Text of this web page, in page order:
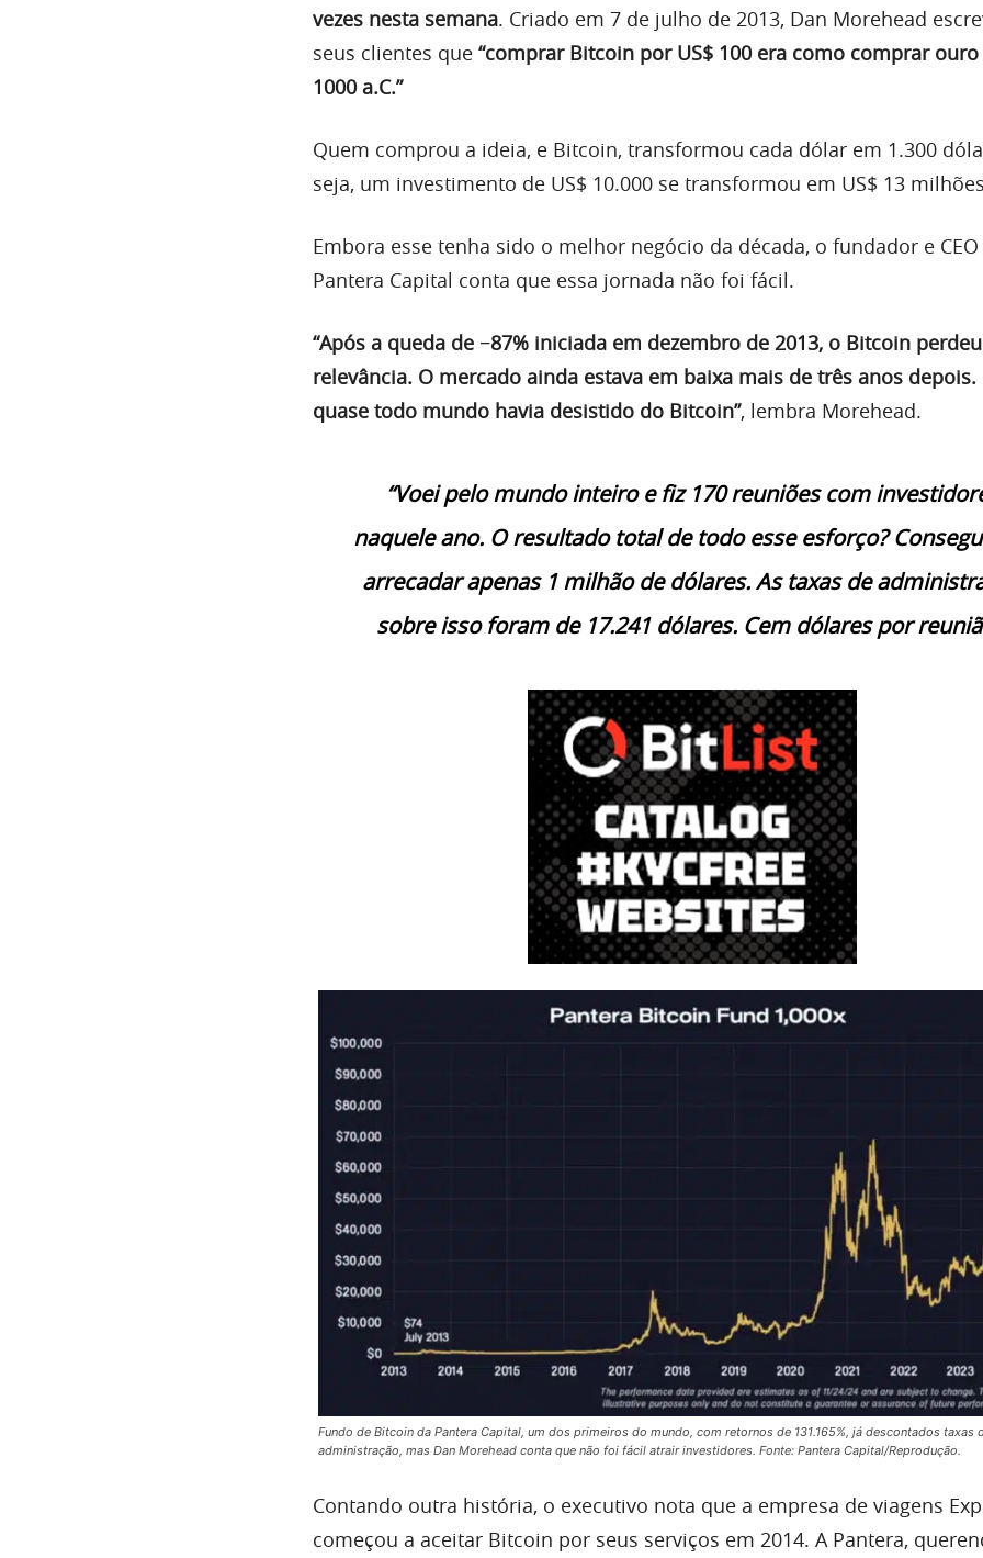
vezes nesta semana. Criado em 7 de julho de 2013, Dan Morehead
seus clientes que “comprar Bitcoin por US$ 100 era como comprar
1000 a.C.”
Quem comprou a ideia, e Bitcoin, transformou cada dólar em 1.300
seja, um investimento de US$ 10.000 se transformou em US$ 13
Embora esse tenha sido o melhor negócio da década, o fundador e
Pantera Capital conta que essa jornada não foi fácil.
“Após a queda de −87% iniciada em dezembro de 2013, o Bitcoin perdeu
relevância. O mercado ainda estava em baixa mais de três anos depois.
quase todo mundo havia desistido do Bitcoin”, lembra Morehead.
“Voei pelo mundo inteiro e fiz 170 reuniões com
naquele ano. O resultado total de todo esse esforço?
arrecadar apenas 1 milhão de dólares. As taxas de
sobre isso foram de 17.241 dólares. Cem dólares por
Fundo de Bitcoin da Pantera Capital, um dos primeiros do mundo, com retornos de 131.165%, já descontados taxas
administração, mas Dan Morehead conta que não foi fácil atrair investidores. Fonte: Pantera Capital/Reprodução.
Contando outra história, o executivo nota que a empresa de viagens
começou a aceitar Bitcoin por seus serviços em 2014. A Pantera,